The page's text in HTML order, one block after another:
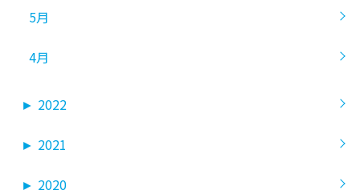
5月
4月
► 2022
► 2021
► 2020